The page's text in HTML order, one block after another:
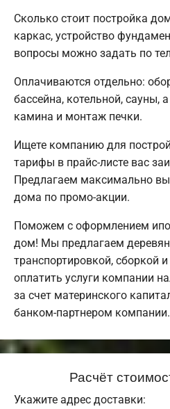
Сколько стоит постройка
каркас, устройство
вопросы можно задать по
Оплачиваются отдельно:
бассейна, котельной, сауны,
камина и монтаж печки.
Ищете компанию для
тарифы в прайс-листе вас
Предлагаем максимально
дома по промо-акции.
Поможем с оформлением
дом! Мы предлагаем
транспортировкой, сборкой
оплатить услуги компании
за счет материнского
банком-партнером компании.
Расчёт
Укажите адрес доставки: